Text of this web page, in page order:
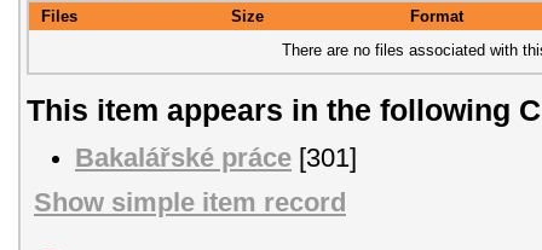
Files Size
Format
There are no files associated with
This item appears in the following
Bakalářské práce [301]
Show simple item record